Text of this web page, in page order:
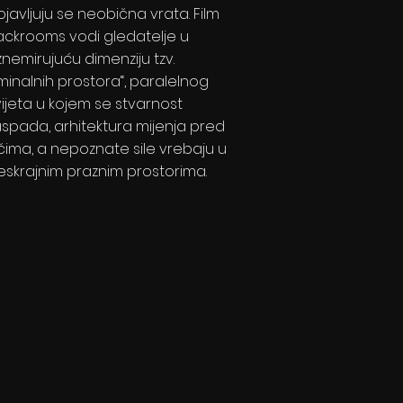
se neobična vrata. Film
vodi gledatelje u
dimenziju tzv.
prostora“, paralelnog
u kojem se stvarnost
arhitektura mijenja pred
a nepoznate sile vrebaju u
praznim prostorima.